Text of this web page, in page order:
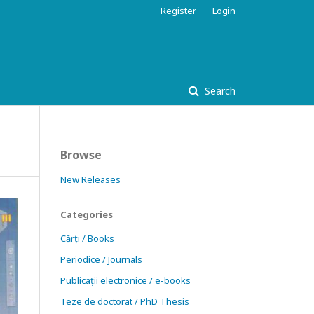
Search
Register Login
Browse
New Releases
Categories
Cărți / Books
Periodice / Journals
Publicații electronice / e-books
Teze de doctorat / PhD Thesis